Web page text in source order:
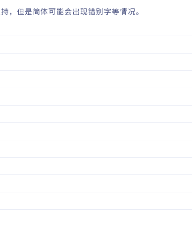
，但是简体可能会出现错别字等情况。